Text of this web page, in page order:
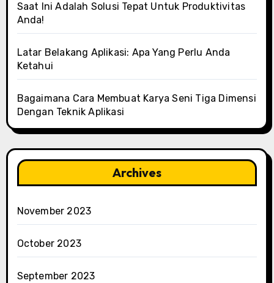
Saat Ini Adalah Solusi Tepat Untuk Produktivitas
Anda!
Latar Belakang Aplikasi: Apa Yang Perlu Anda
Ketahui
Bagaimana Cara Membuat Karya Seni Tiga Dimensi
Dengan Teknik Aplikasi
Archives
November 2023
October 2023
September 2023